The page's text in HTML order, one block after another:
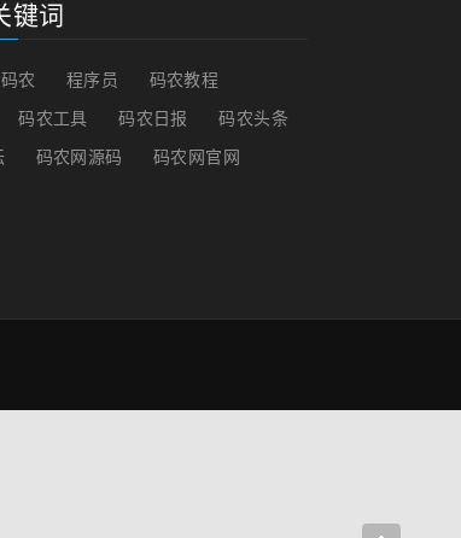
键词
码农 程序员
码农教程
码农工具 码农日报
码农头条
码农网源码 码农网官网